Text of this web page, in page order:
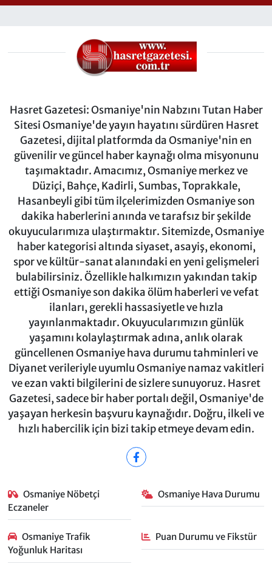
Hasret Gazetesi: Osmaniye'nin Nabzını Tutan Haber
Sitesi Osmaniye'de yayın hayatını sürdüren Hasret
Gazetesi, dijital platformda da Osmaniye'nin en
güvenilir ve güncel haber kaynağı olma misyonunu
taşımaktadır. Amacımız, Osmaniye merkez ve
Düziçi, Bahçe, Kadirli, Sumbas, Toprakkale,
Hasanbeyli gibi tüm ilçelerimizden Osmaniye son
dakika haberlerini anında ve tarafsız bir şekilde
okuyucularımıza ulaştırmaktır. Sitemizde, Osmaniye
haber kategorisi altında siyaset, asayiş, ekonomi,
spor ve kültür-sanat alanındaki en yeni gelişmeleri
bulabilirsiniz. Özellikle halkımızın yakından takip
ettiği Osmaniye son dakika ölüm haberleri ve vefat
ilanları, gerekli hassasiyetle ve hızla
yayınlanmaktadır. Okuyucularımızın günlük
yaşamını kolaylaştırmak adına, anlık olarak
güncellenen Osmaniye hava durumu tahminleri ve
Diyanet verileriyle uyumlu Osmaniye namaz vakitleri
ve ezan vakti bilgilerini de sizlere sunuyoruz. Hasret
Gazetesi, sadece bir haber portalı değil, Osmaniye'de
yaşayan herkesin başvuru kaynağıdır. Doğru, ilkeli ve
hızlı habercilik için bizi takip etmeye devam edin.
Osmaniye Nöbetçi
Eczaneler
Osmaniye Hava Durumu
Osmaniye Trafik
Yoğunluk Haritası
Puan Durumu ve Fikstür